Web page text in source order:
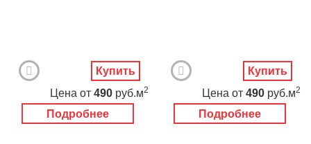
Подробнее
Цена от 490 руб.м2
Купить
Подробнее
Цена от 490 руб.м2
Купить